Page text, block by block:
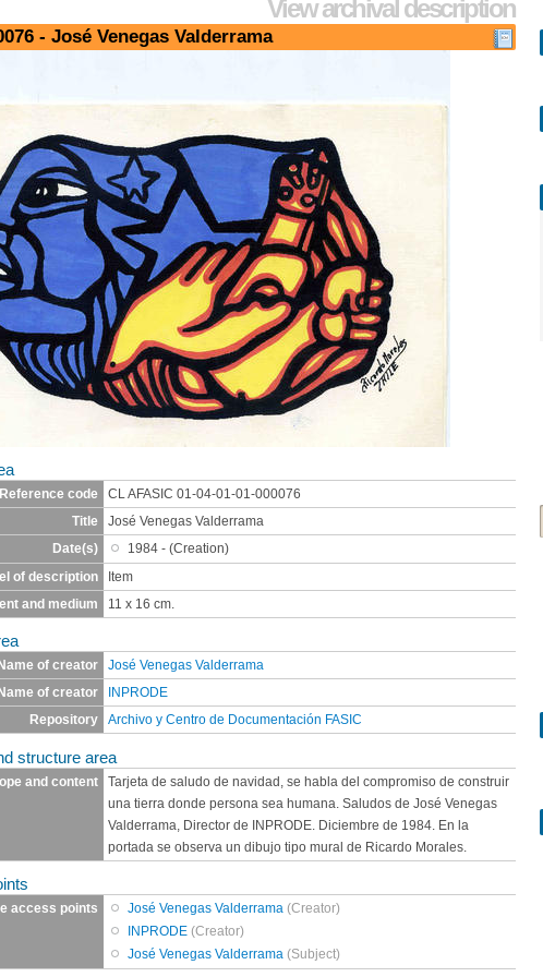
View archival description
- José Venegas Valderrama
Reference code
CL AFASIC 01-04-01-01-000076
Title
José Venegas Valderrama
Date(s)
1984 - (Creation)
of description
Item
and medium
11 x 16 cm.
Name of creator
José Venegas Valderrama
Name of creator
INPRODE
Repository
Archivo y Centro de Documentación FASIC
structure area
and content
Tarjeta de saludo de navidad, se habla del compromiso de construir
una tierra donde persona sea humana. Saludos de José Venegas
Valderrama, Director de INPRODE. Diciembre de 1984. En la
portada se observa un dibujo tipo mural de Ricardo Morales.
access points José Venegas Valderrama (Creator)
INPRODE (Creator)
José Venegas Valderrama (Subject)